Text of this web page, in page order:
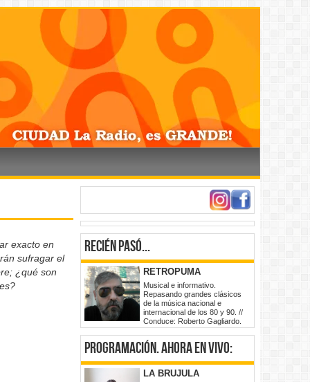
exacto en
sufragar el
¿qué son
Recién pasó...
RETROPUMA
Musical e informativo.
Repasando grandes clásicos
de la música nacional e
internacional de los 80 y 90. //
Conduce: Roberto Gagliardo.
programación. ahora en vivo:
LA BRUJULA